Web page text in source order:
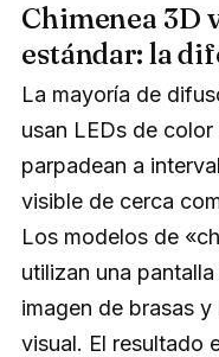
Chimenea 3D
estándar: la
La mayoría de
usan LEDs de
parpadean a
visible de cerca
Los modelos de
utilizan una
imagen de brasas
visual. El resultado